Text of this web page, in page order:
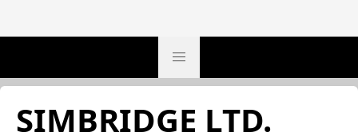
SIMBRIDGE LTD.